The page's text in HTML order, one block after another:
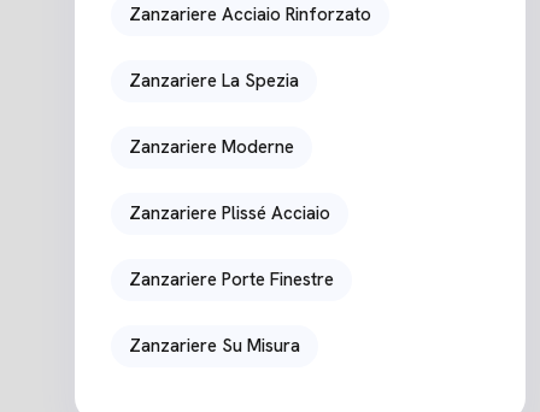
Zanzariere Acciaio Rinforzato
Zanzariere La Spezia
Zanzariere Moderne
Zanzariere Plissé Acciaio
Zanzariere Porte Finestre
Zanzariere Su Misura